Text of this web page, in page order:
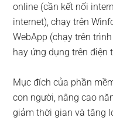
online (cần kết nối
internet), chạy trên
WebApp (chạy trên
hay ứng dụng trên điện
Mục đích của phần
con người, nâng cao
giảm thời gian và tăng